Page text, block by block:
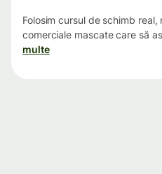
Folosim cursul de schimb
comerciale mascate care să
multe